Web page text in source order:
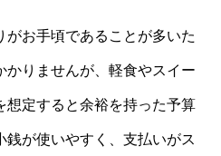
お手頃であることが多いた
かりませんが、軽食やスイー
想定すると余裕を持った予算
銭が使いやすく、支払いがス